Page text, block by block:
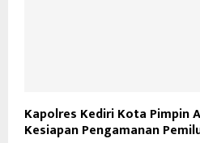
Kapolres Kediri Kota Pimpin
Kesiapan Pengamanan